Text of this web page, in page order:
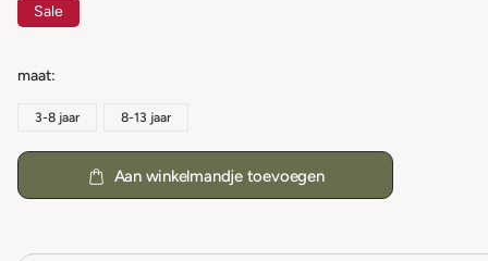
Sale
maat
3-8 jaar 8-13 jaar
Aan winkelmandje toevoegen